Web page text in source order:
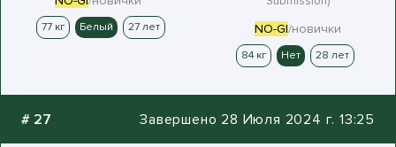
77 кг Белый 27 лет
NO-GI/новички
84 кг Нет 28 лет
# 27 Завершено 28 Июля 2024 г. 13:25